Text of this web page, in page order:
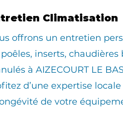
Climatisation
offrons un entretien
inserts, chaudières
à AIZECOURT LE
d’une expertise
de votre